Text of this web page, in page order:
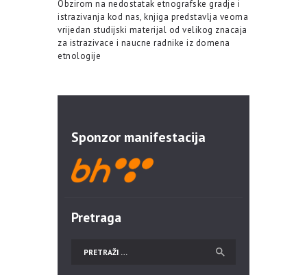
Obzirom na nedostatak etnografske gradje i
istrazivanja kod nas, knjiga predstavlja veoma
vrijedan studijski materijal od velikog znacaja
za istrazivace i naucne radnike iz domena
etnologije
Sponzor manifestacija
Pretraga